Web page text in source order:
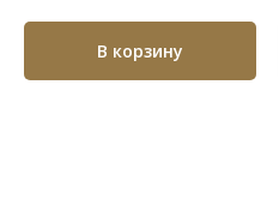
В корзину